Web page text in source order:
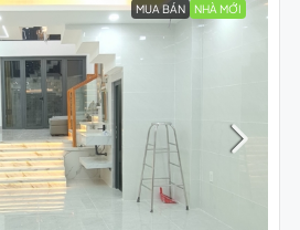
MUA BÁN NHÀ MỚI